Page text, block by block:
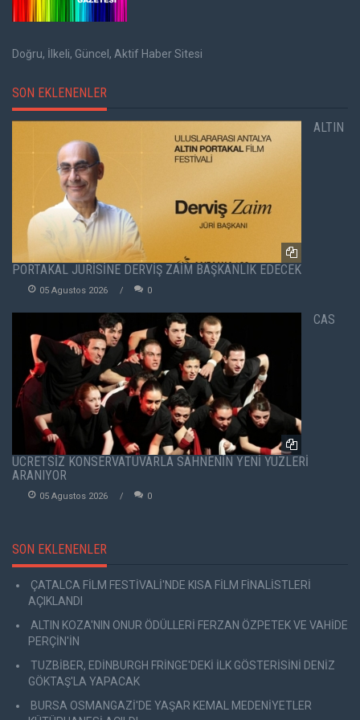
Doğru, İlkeli, Güncel, Aktif Haber Sitesi
SON EKLENENLER
ALTIN
PORTAKAL JÜRİSİNE DERVİŞ ZAİM BAŞKANLIK EDECEK
05 Agustos 2026 0
CAS
ÜCRETSİZ KONSERVATUVARLA SAHNENİN YENİ YÜZLERİ
ARANIYOR
05 Agustos 2026 0
SON EKLENENLER
ÇATALCA FİLM FESTİVALİ'NDE KISA FİLM FİNALİSTLERİ
AÇIKLANDI
ALTIN KOZA'NIN ONUR ÖDÜLLERİ FERZAN ÖZPETEK VE VAHİDE
PERÇİN'İN
TUZBİBER, EDİNBURGH FRİNGE'DEKİ İLK GÖSTERİSİNİ DENİZ
GÖKTAŞ'LA YAPACAK
BURSA OSMANGAZİ'DE YAŞAR KEMAL MEDENİYETLER